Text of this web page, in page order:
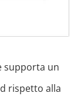
supporta un
rispetto alla